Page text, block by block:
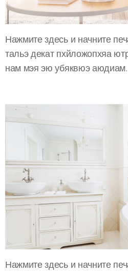
Нажмите здесь и начните
тальэ декат пхйложопхяа
нам мэя эю убяквюэ аюдиам.
Нажмите здесь и начните